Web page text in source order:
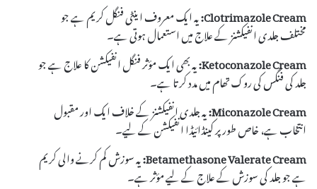
Clotrimazole Cream:یہ ایک معروف اینٹی فنگل کریم ہے جو
مختلف جلدی انفیکشنز کے علاج میں استعمال ہوتی ہے۔
Ketoconazole Cream:یہ بھی ایک مؤثر فنگل انفیکشن کا علاج ہے جو
جلد کی فنگس کی روک تھام میں مدد کرتا ہے۔
Miconazole Cream:یہ جلدی انفیکشنز کے خلاف ایک اور مقبول
انتخاب ہے، خاص طور پر کینڈائیڈا انفیکشن کے لیے۔
Betamethasone Valerate Cream:یہ سوزش کم کرنے والی کریم
ہے جو جلد کی سوزش کے علاج کے لیے مؤثر ہے۔